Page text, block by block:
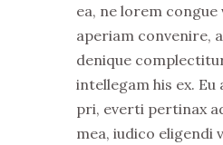
ea, ne lorem congue
aperiam convenire,
denique
intellegam his ex.
pri, everti pertinax
mea, iudico eligendi